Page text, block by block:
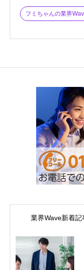
フミちゃんの業界
業界Wave新着記